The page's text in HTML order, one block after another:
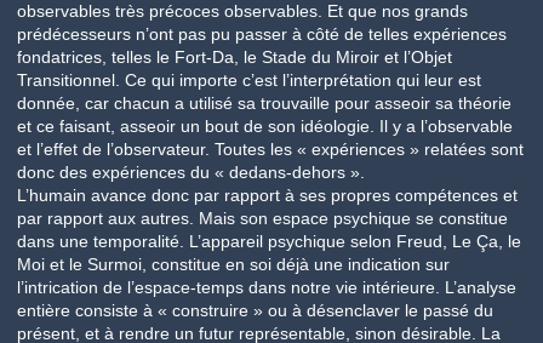
observables très précoces observables. Et que nos grands
prédécesseurs n’ont pas pu passer à côté de telles expériences
fondatrices, telles le Fort-Da, le Stade du Miroir et l’Objet
Transitionnel. Ce qui importe c’est l’interprétation qui leur est
donnée, car chacun a utilisé sa trouvaille pour asseoir sa théorie
et ce faisant, asseoir un bout de son idéologie. Il y a l’observable
et l’effet de l’observateur. Toutes les « expériences » relatées sont
donc des expériences du « dedans-dehors ».
L’humain avance donc par rapport à ses propres compétences et
par rapport aux autres. Mais son espace psychique se constitue
dans une temporalité. L’appareil psychique selon Freud, Le Ça, le
Moi et le Surmoi, constitue en soi déjà une indication sur
l’intrication de l’espace-temps dans notre vie intérieure. L’analyse
entière consiste à « construire » ou à désenclaver le passé du
présent, et à rendre un futur représentable, sinon désirable. La